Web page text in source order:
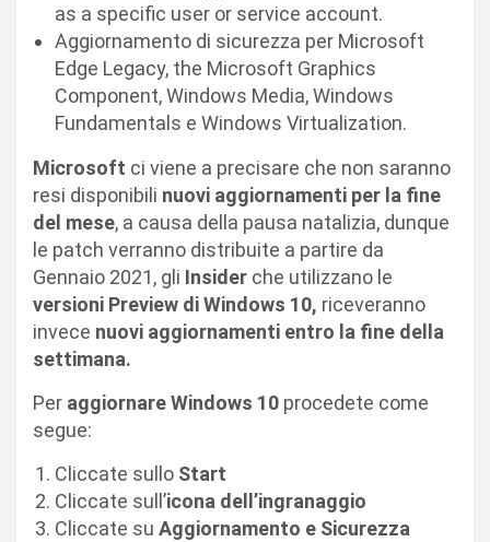
as a specific user or service account.
Aggiornamento di sicurezza per Microsoft
Edge Legacy, the Microsoft Graphics
Component, Windows Media, Windows
Fundamentals e Windows Virtualization.
Microsoft ci viene a precisare che non saranno
resi disponibili nuovi aggiornamenti per la fine
del mese, a causa della pausa natalizia, dunque
le patch verranno distribuite a partire da
Gennaio 2021, gli Insider che utilizzano le
versioni Preview di Windows 10, riceveranno
invece nuovi aggiornamenti entro la fine della
settimana.
Per aggiornare Windows 10 procedete come
segue:
Cliccate sullo Start
Cliccate sull’icona dell’ingranaggio
Cliccate su Aggiornamento e Sicurezza